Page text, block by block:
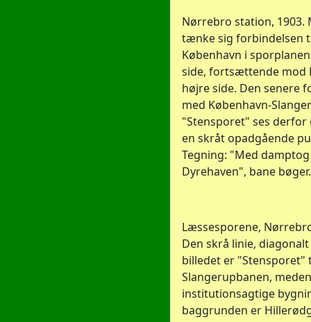
Nørrebro station, 1903.
tænke sig forbindelsen
København i
side, fortsættende mod
højre side. Den senere
med København-
"Stensporet" ses derfor
en skråt opadgående
Tegning: "Med
Dyrehaven", bane bøger.
Læssesporene,
Den skrå linie,
billedet er "Stensporet"
Slangerupbanen,
institutionsagtige
baggrunden er